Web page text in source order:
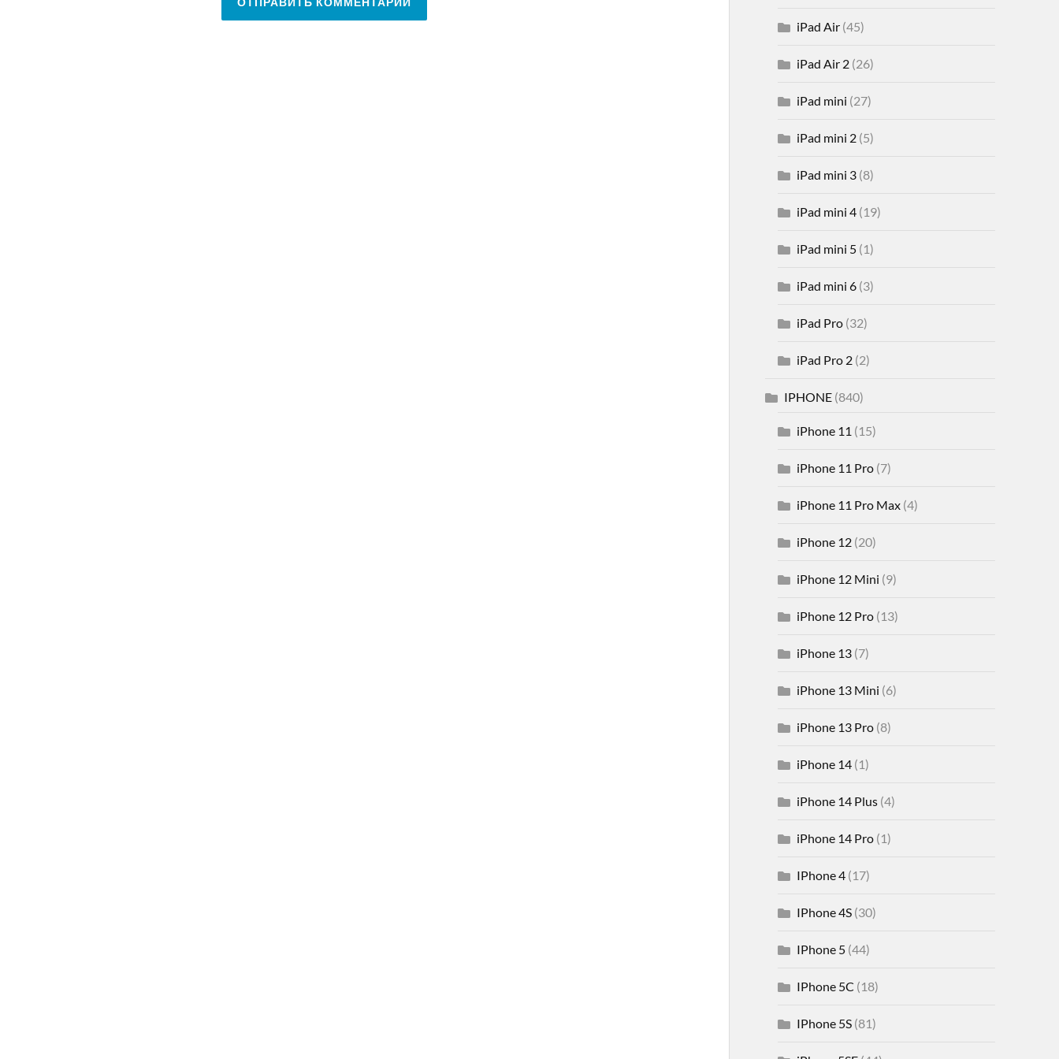
iPad Air(45)
iPad Air 2(26)
iPad mini (27)
iPad mini 2(5)
iPad mini 3(8)
iPad mini 4(19)
iPad mini 5(1)
iPad mini 6(3)
iPad Pro(32)
iPad Pro 2(2)
IPHONE(840)
iPhone 11 (15)
iPhone 11 Pro(7)
iPhone 11 Pro Max(4)
iPhone 12(20)
iPhone 12 Mini (9)
iPhone 12 Pro(13)
iPhone 13(7)
iPhone 13 Mini (6)
iPhone 13 Pro(8)
iPhone 14(1)
iPhone 14 Plus(4)
iPhone 14 Pro(1)
IPhone 4(17)
IPhone 4S(30)
IPhone 5(44)
IPhone 5C (18)
IPhone 5S(81)